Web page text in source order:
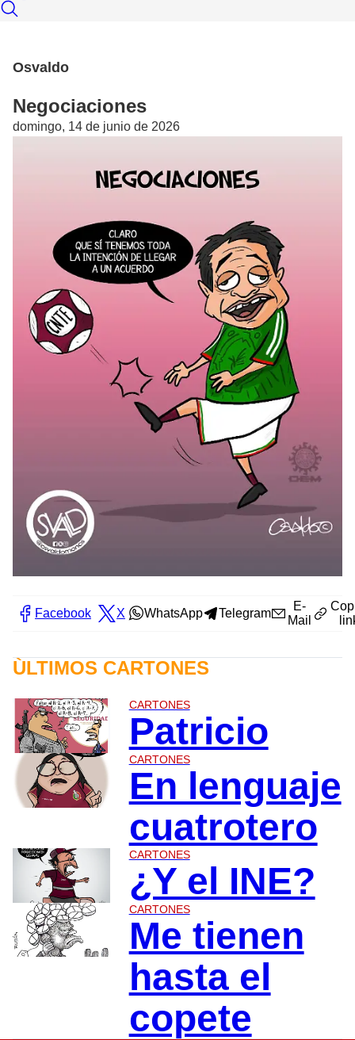
Osvaldo
Negociaciones
domingo, 14 de junio de 2026
Facebook X WhatsApp Telegram
E-
Mail
ÙLTIMOS CARTONES
CARTONES
Patricio
CARTONES
En lenguaje
cuatrotero
CARTONES
¿Y el INE?
CARTONES
Me tienen
hasta el
copete